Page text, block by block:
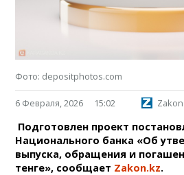
Фото: depositphotos.com
6 Февраля, 2026 15:02
Подготовлен проект
Национального банка «Об
выпуска, обращения и
тенге», сообщает Zakon.kz.